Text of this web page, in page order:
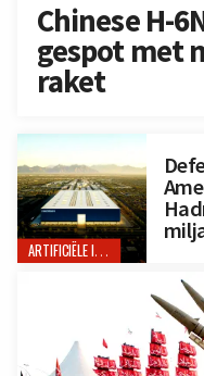
Chinese H-
gespot met
raket
ARTIFICIËLE INTELLIGENTIE